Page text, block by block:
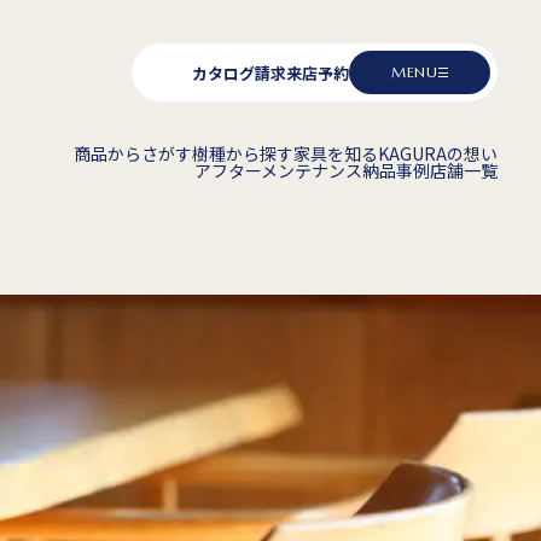
カタログ請求来店予約 MENU
商品からさがす樹種から探す家具を知るKAGURAの想い
アフターメンテナンス納品事例店舗一覧